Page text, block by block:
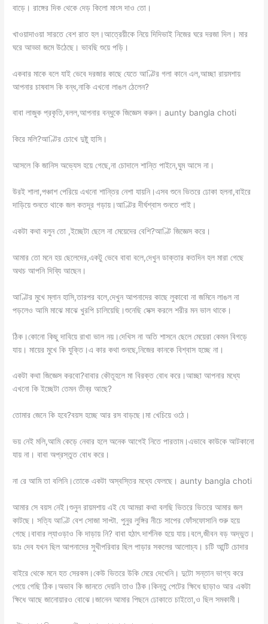
বাড়ে। রাঙ্গের দিক থেকে দেড় কিলো মাংস দাও তো।
খাওয়াদাওয়া সারতে বেশ রাত হল।আত্রেয়ীকে নিয়ে দিদিভাই নিজের ঘরে দরজা দিল। মার
ঘরে আড্ডা জমে উঠেছে। ভাবছি শুয়ে পড়ি।
একবার মাকে বলে যাই ভেবে দরজার কাছে যেতে আণ্টির গলা কানে এল,আচ্ছা রায়মশায়
আপনার চাষবাস কি বন্ধ,নাকি এখনো লাঙল ঠেলেন?
বাবা লাজুক প্রকৃতি,বলল,আপনার বন্ধুকে জিজ্ঞেস করুন। aunty bangla choti
কিরে মলি?আণ্টির চোখে দুষ্টু হাসি।
আসলে কি জানিস অভ্যেস হয়ে গেছে,না চোদালে শান্তি পাইনে,ঘুম আসে না।
উরই শালা,পঞ্চাশ পেরিয়ে এখনো শান্তির নেশা যায়নি।এসব শুনে ভিতরে ঢোকা হলনা,বাইরে
দাড়িয়ে শুনতে থাকে জল কতদূর গড়ায়।আণ্টির দীর্ঘশ্বাস শুনতে পাই।
একটা কথা বলুন তো ,ইচ্ছেটা ছেলে না মেয়েদের বেশি?আণ্টি জিজ্ঞেস করে।
আমার তো মনে হয় ছেলেদের,একটু ভেবে বাবা বলে,দেখুন ডাক্তার কতদিন হল মারা গেছে
অথচ আপনি দিব্যি আছেন।
আণ্টির মুখে ম্লান হাসি,তারপর বলে,দেখুন আপনাদের কাছে লুকাবো না জমিনে লাঙল না
পড়লেও আমি মাঝে মাঝে খুরপি চালিয়েছি।শুনেছি সেক্স করলে শরীর মন ভাল থাকে।
ঠিক।কোনো কিছু দাবিয়ে রাখা ভাল নয়।দেখিস না অতি শাসনে ছেলে মেয়েরা কেমন বিগড়ে
যায়। মায়ের মুখে কি যুক্তি।এ কার কথা শুনছে,নিজের কানকে বিশ্বাস হচ্ছে না।
একটা কথা জিজ্ঞেস করবো?বাবার কৌতূহলে মা বিরক্ত বোধ করে।আচ্ছা আপনার মধ্যে
এখনো কি ইচ্ছেটা তেমন তীব্র আছে?
তোমার জেনে কি হবে?বয়স হচ্ছে আর রস বাড়ছে।মা খেচিয়ে ওঠে।
ভয় নেই মলি,আমি কেড়ে নেবার হলে অনেক আগেই নিতে পারতাম।এভাবে কাউকে আটকানো
যায় না। বাবা অপ্রস্তুত বোধ করে।
না রে আমি তা বলিনি।তোকে একটা অস্বস্তির মধ্যে ফেলছে। aunty bangla choti
আমার সে বয়স নেই।শুনুন রায়মশায় এই যে আমরা কথা বলছি ভিতরে ভিতরে আমার জল
কাটছে। সত্যি আণ্টি বেশ সোজা সাপ্টা. পুনুর লুঙ্গির নীচে সাপের ফোঁসফোসানি শুরু হয়ে
গেছে।বাবার ল্যাওড়াও কি দাড়ায় নি? বাবা হঠাৎ দার্শনিক হয়ে যায়।বলে,জীবন বড় অদ্ভুত।
ডাঃ দেব যখন ছিল আপনাদের সুখীপরিবার ছিল পাড়ার সকলের আলোচ্য। চটি আন্টি চোদার
বাইরে থেকে মনে হত সেরকম।কেউ ভিতরে উকি মেরে দেখেনি। দুটো সন্তান ভাগ্য করে
পেয়ে গেছি ঠিক।অভাব কি জানতে দেয়নি তাও ঠিক।কিন্তু পেটের ক্ষিধে ছাড়াও আর একটা
ক্ষিধে আছে জানোয়ারও বোঝে।জানেন আমার পিছনে ঢোকাতে চাইতো,ও ছিল সমকামী।